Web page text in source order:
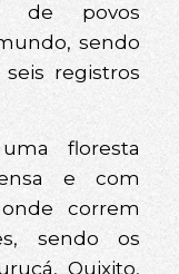
de povos
sendo
registros
floresta
e com
correm
sendo os
Quixito,